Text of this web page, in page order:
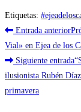
Etiquetas:
Leer
más
artículos
Entrada anterior
Vial» en Ejea de los
Siguiente entrada
ilusionista Rubén
primavera